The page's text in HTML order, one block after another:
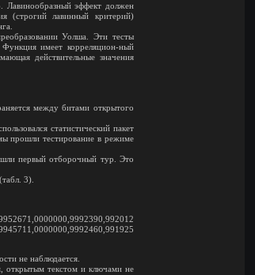
Лавинообразный эффект должен
(строгий лавинный критерий)
Уолша. Эти тесты
имеет корреляцион-ный
действительные значения
между битами открытого
статистический пакет
прошли тестирование в режиме
первый отборочный тур. Это
3).
не наблюдается.
открытым текстом и ключами не